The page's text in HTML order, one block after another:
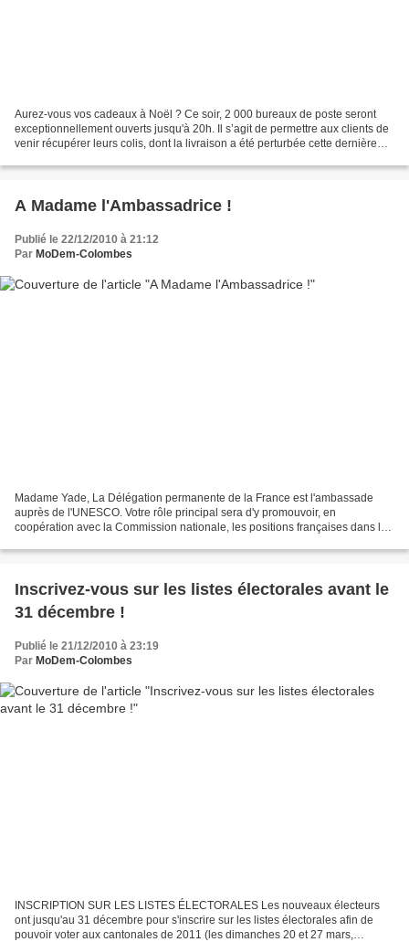
Aurez-vous vos cadeaux à Noël ? Ce soir, 2 000 bureaux de poste seront
exceptionnellement ouverts jusqu'à 20h. Il s’agit de permettre aux clients de
venir récupérer leurs colis, dont la livraison a été perturbée cette dernière
A Madame l'Ambassadrice !
Publié le 22/12/2010 à 21:12
Par MoDem-Colombes
Madame Yade, La Délégation permanente de la France est l'ambassade
auprès de l'UNESCO. Votre rôle principal sera d'y promouvoir, en
coopération avec la Commission nationale, les positions françaises dans les
Inscrivez-vous sur les listes électorales avant le
31 décembre !
Publié le 21/12/2010 à 23:19
Par MoDem-Colombes
INSCRIPTION SUR LES LISTES ÉLECTORALES Les nouveaux électeurs
ont jusqu'au 31 décembre pour s'inscrire sur les listes électorales afin de
pouvoir voter aux cantonales de 2011 (les dimanches 20 et 27 mars,